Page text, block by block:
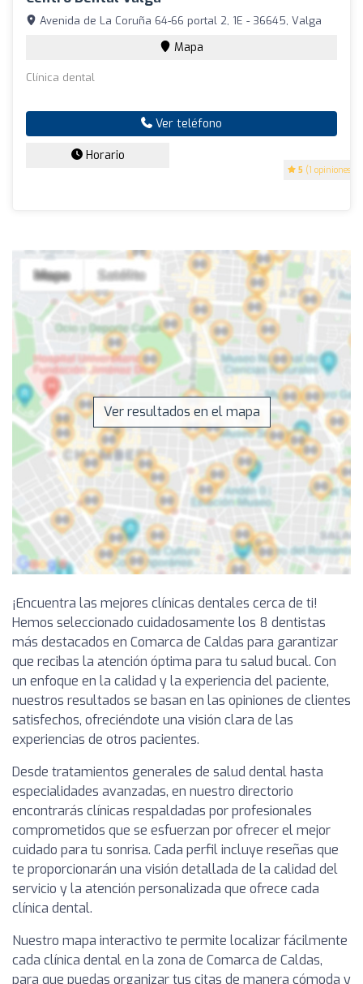
5 (1 opiniones)
Avenida de La Coruña 64-66 portal 2, 1E - 36645, Valga
Mapa
Clínica dental
Ver teléfono
Horario
Ver resultados en el mapa
¡Encuentra las mejores clínicas dentales cerca de ti!
Hemos seleccionado cuidadosamente los 8 dentistas
más destacados en Comarca de Caldas para garantizar
que recibas la atención óptima para tu salud bucal. Con
un enfoque en la calidad y la experiencia del paciente,
nuestros resultados se basan en las opiniones de clientes
satisfechos, ofreciéndote una visión clara de las
experiencias de otros pacientes.
Desde tratamientos generales de salud dental hasta
especialidades avanzadas, en nuestro directorio
encontrarás clínicas respaldadas por profesionales
comprometidos que se esfuerzan por ofrecer el mejor
cuidado para tu sonrisa. Cada perfil incluye reseñas que
te proporcionarán una visión detallada de la calidad del
servicio y la atención personalizada que ofrece cada
clínica dental.
Nuestro mapa interactivo te permite localizar fácilmente
cada clínica dental en la zona de Comarca de Caldas,
para que puedas organizar tus citas de manera cómoda y